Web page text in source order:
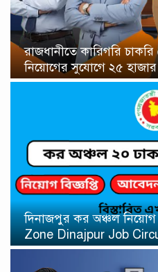
রাজধানীতে কারিগরি
নিয়োগের সুযোগে ২৫
দিনাজপুর কর অঞ্চল নিয়োগ
Zone Dinajpur Job